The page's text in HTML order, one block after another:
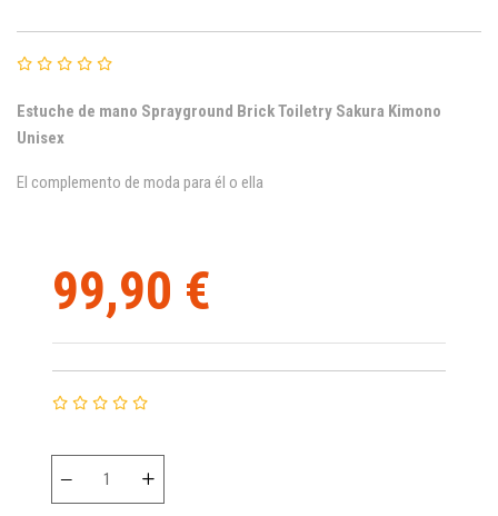
Estuche de mano Sprayground Brick Toiletry Sakura Kimono
Unisex
El complemento de moda para él o ella
99,90 €